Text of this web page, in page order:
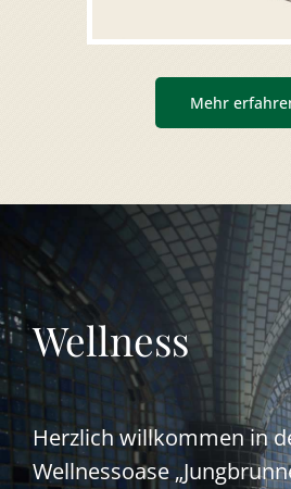
Mehr
Wellness
Herzlich willkommen in
Wellnessoase